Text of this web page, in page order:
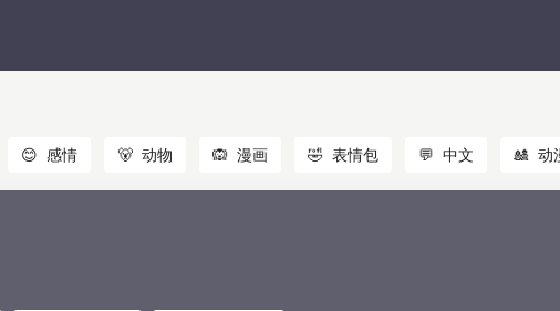
😊 感情 🐻 动物 🙉 漫画 🤣 表情包 💬 中文 🎎 动